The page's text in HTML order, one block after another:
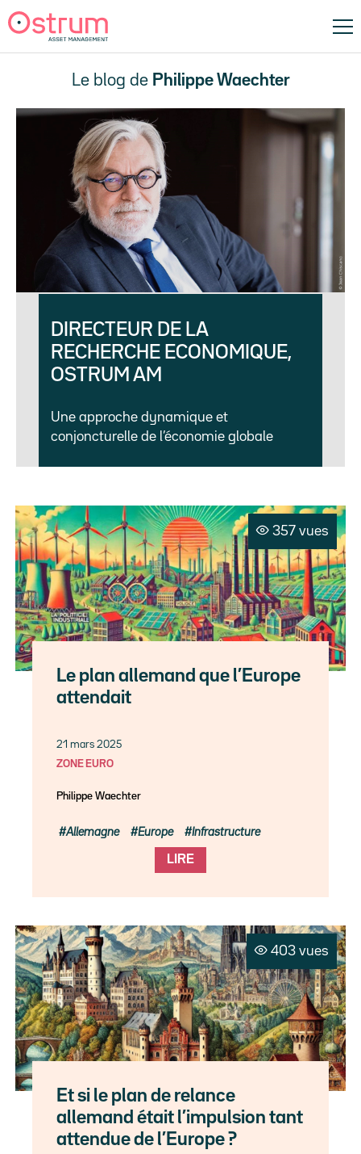
Le blog de Philippe Waechter
DIRECTEUR DE LA
RECHERCHE ECONOMIQUE,
OSTRUM AM
Une approche dynamique et
conjoncturelle de l’économie globale
357 vues
Le plan allemand que l’Europe
attendait
21 mars 2025
ZONE EURO
Philippe Waechter
LIRE
Allemagne Europe Infrastructure
403 vues
Et si le plan de relance
allemand était l’impulsion tant
attendue de l’Europe ?